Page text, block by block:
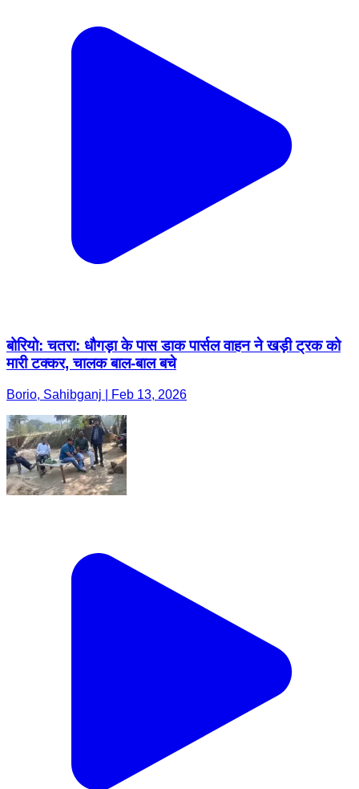
बोरियो: चतरा: धौगड़ा के पास डाक पार्सल वाहन ने खड़ी ट्रक को
मारी टक्कर, चालक बाल-बाल बचे
Borio, Sahibganj | Feb 13, 2026